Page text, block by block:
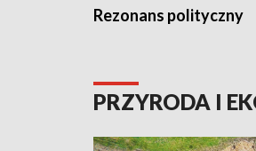
Rezonans polityczny
PRZYRODA I